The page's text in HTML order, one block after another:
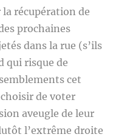
la récupération de
prochaines
dans la rue (s’ils
qui risque de
cet
de voter
aveugle de leur
l’extrême droite